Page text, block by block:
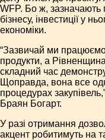
WFP. Бо ж, зазначають
бізнесу, інвестиції у
економіки.
“Зазвичай ми працюємо
продукти, а Рівненщина
складний час
Щоправда, вона все
процедурах
Браян Богарт.
У разі отримання
акцент робитимуть на